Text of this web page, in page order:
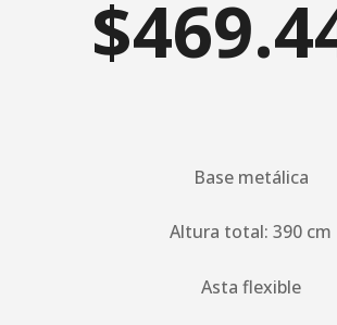
Base metálica
Altura total: 390 cm
Asta flexible